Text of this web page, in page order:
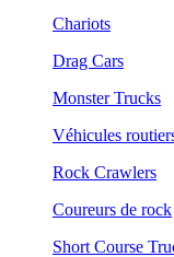
Chariots
Drag Cars
Monster Trucks
Véhicules
Rock Crawlers
Coureurs de rock
Short Course